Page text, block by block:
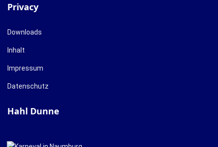
Privacy
Downloads
Inhalt
Impressum
Datenschutz
Hahl Dunne